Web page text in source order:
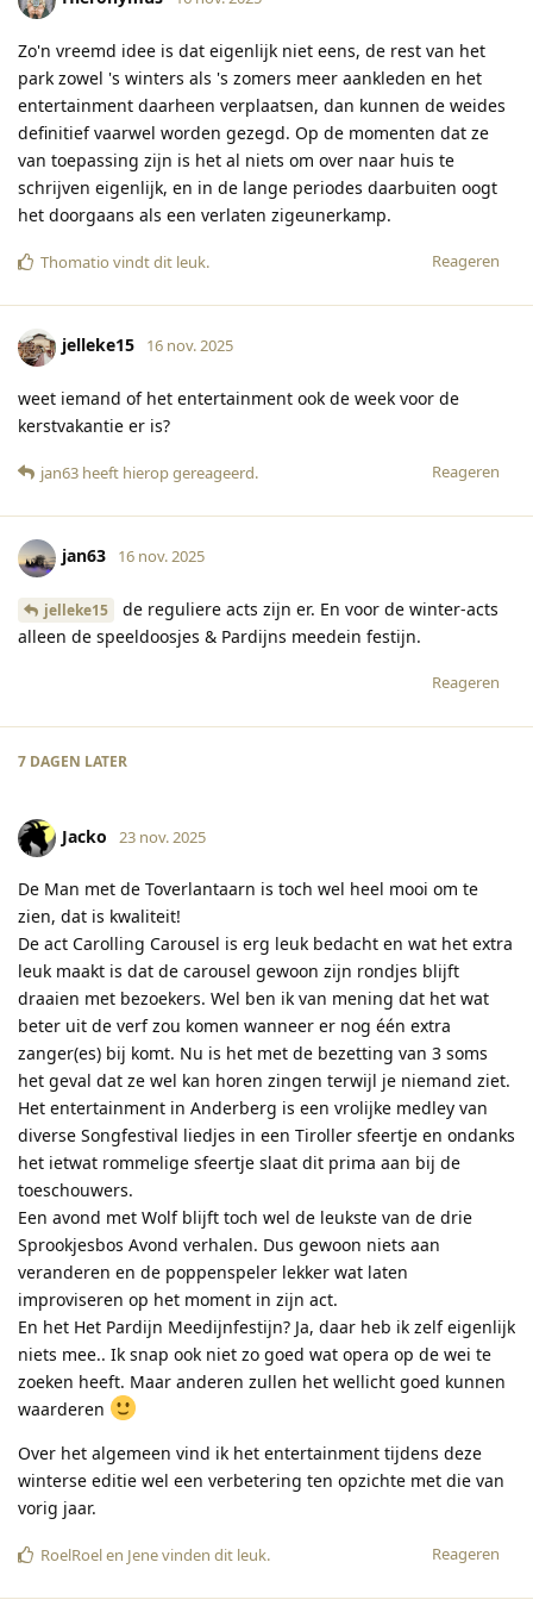
Zo'n vreemd idee is dat eigenlijk niet eens, de rest van het
park zowel 's winters als 's zomers meer aankleden en het
entertainment daarheen verplaatsen, dan kunnen de weides
definitief vaarwel worden gezegd. Op de momenten dat ze
van toepassing zijn is het al niets om over naar huis te
schrijven eigenlijk, en in de lange periodes daarbuiten oogt
het doorgaans als een verlaten zigeunerkamp.
Reageren
Thomatio vindt dit leuk.
jelleke15 16 nov. 2025
weet iemand of het entertainment ook de week voor de
kerstvakantie er is?
Reageren
jan63 heeft hierop gereageerd.
jan63 16 nov. 2025
jelleke15
de reguliere acts zijn er. En voor de winter-acts
alleen de speeldoosjes & Pardijns meedein festijn.
Reageren
7 DAGEN LATER
Jacko 23 nov. 2025
De Man met de Toverlantaarn is toch wel heel mooi om te
zien, dat is kwaliteit!
De act Carolling Carousel is erg leuk bedacht en wat het extra
leuk maakt is dat de carousel gewoon zijn rondjes blijft
draaien met bezoekers. Wel ben ik van mening dat het wat
beter uit de verf zou komen wanneer er nog één extra
zanger(es) bij komt. Nu is het met de bezetting van 3 soms
het geval dat ze wel kan horen zingen terwijl je niemand ziet.
Het entertainment in Anderberg is een vrolijke medley van
diverse Songfestival liedjes in een Tiroller sfeertje en ondanks
het ietwat rommelige sfeertje slaat dit prima aan bij de
toeschouwers.
Een avond met Wolf blijft toch wel de leukste van de drie
Sprookjesbos Avond verhalen. Dus gewoon niets aan
veranderen en de poppenspeler lekker wat laten
improviseren op het moment in zijn act.
En het Het Pardijn Meedijnfestijn? Ja, daar heb ik zelf eigenlijk
niets mee.. Ik snap ook niet zo goed wat opera op de wei te
zoeken heeft. Maar anderen zullen het wellicht goed kunnen
waarderen
Over het algemeen vind ik het entertainment tijdens deze
winterse editie wel een verbetering ten opzichte met die van
vorig jaar.
Reageren
RoelRoelen Jenevinden dit leuk.